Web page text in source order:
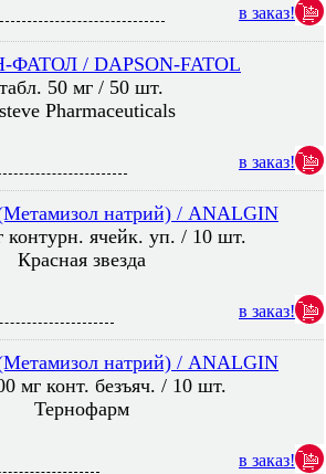
в заказ!
/ DAPSON-FATOL
табл. 50 мг / 50 шт.
Pharmaceuticals
в заказ!
натрий) / ANALGIN
контурн. ячейк. уп. / 10 шт.
Красная звезда
в заказ!
натрий) / ANALGIN
мг конт. безъяч. / 10 шт.
Тернофарм
в заказ!